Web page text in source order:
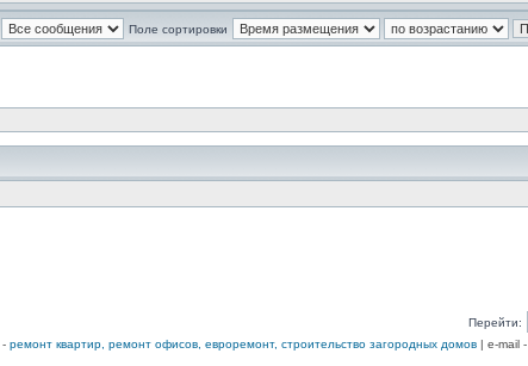
Поле сортировки
Перейти:
- ремонт квартир, ремонт офисов, евроремонт, строительство загородных домов | e-mail -